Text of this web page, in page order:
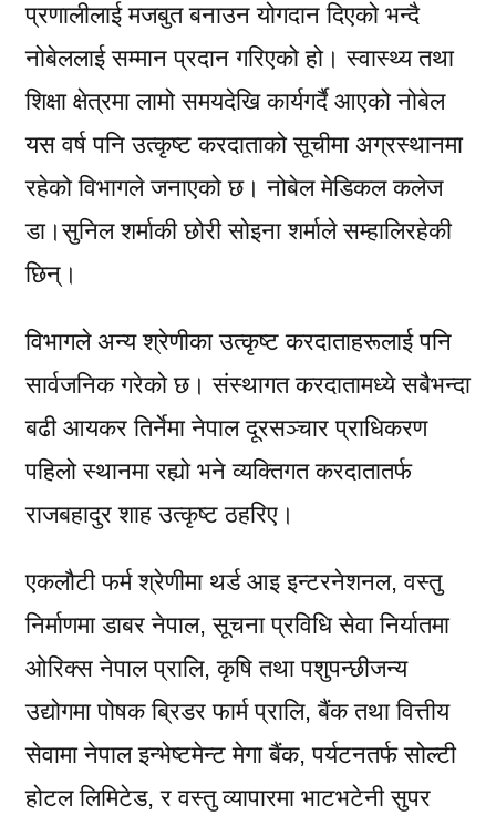
प्रणालीलाई मजबुत बनाउन योगदान दिएको भन्दै
नोबेललाई सम्मान प्रदान गरिएको हो। स्वास्थ्य तथा
शिक्षा क्षेत्रमा लामो समयदेखि कार्यगर्दै आएको नोबेल
यस वर्ष पनि उत्कृष्ट करदाताको सूचीमा अग्रस्थानमा
रहेको विभागले जनाएको छ। नोबेल मेडिकल कलेज
डा।सुनिल शर्माकी छोरी सोइना शर्माले सम्हालिरहेकी
छिन्।
विभागले अन्य श्रेणीका उत्कृष्ट करदाताहरूलाई पनि
सार्वजनिक गरेको छ। संस्थागत करदातामध्ये सबैभन्दा
बढी आयकर तिर्नेमा नेपाल दूरसञ्चार प्राधिकरण
पहिलो स्थानमा रह्यो भने व्यक्तिगत करदातातर्फ
राजबहादुर शाह उत्कृष्ट ठहरिए।
एकलौटी फर्म श्रेणीमा थर्ड आइ इन्टरनेशनल, वस्तु
निर्माणमा डाबर नेपाल, सूचना प्रविधि सेवा निर्यातमा
ओरिक्स नेपाल प्रालि, कृषि तथा पशुपन्छीजन्य
उद्योगमा पोषक ब्रिडर फार्म प्रालि, बैंक तथा वित्तीय
सेवामा नेपाल इन्भेष्टमेन्ट मेगा बैंक, पर्यटनतर्फ सोल्टी
होटल लिमिटेड, र वस्तु व्यापारमा भाटभटेनी सुपर